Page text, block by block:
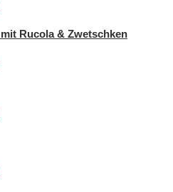
Rucola & Zwetschken